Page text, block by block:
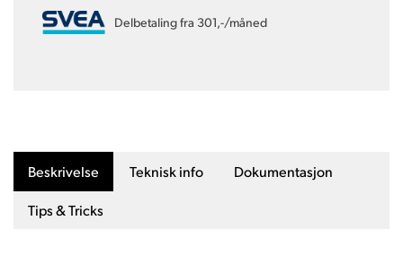
Delbetaling fra 301,-/måned
Beskrivelse Teknisk info Dokumentasjon
Tips & Tricks